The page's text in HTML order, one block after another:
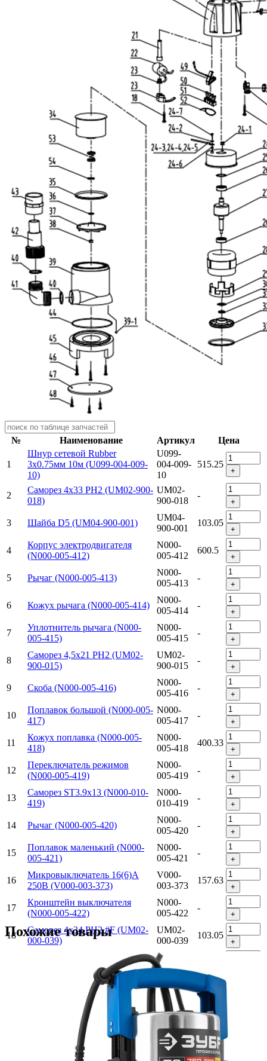
№ Наименование Артикул Цена
1
Шнур сетевой Rubber
3x0.75мм 10м (U099-004-009-
10)
U099-
004-009-
10
515.25
+
2
Саморез 4х33 PH2 (UM02-900-
018)
UM02-
900-018
-
+
3 Шайба D5 (UM04-900-001)
UM04-
900-001
103.05
+
4
Корпус электродвигателя
(N000-005-412)
N000-
005-412
600.5
+
5 Рычаг (N000-005-413)
N000-
005-413
-
+
6 Кожух рычага (N000-005-414)
N000-
005-414
-
+
7
Уплотнитель рычага (N000-
005-415)
N000-
005-415
-
+
8
Саморез 4,5х21 PH2 (UM02-
900-015)
UM02-
900-015
-
+
9 Скоба (N000-005-416)
N000-
005-416
-
+
10
Поплавок большой (N000-005-
417)
N000-
005-417
-
+
11
Кожух поплавка (N000-005-
418)
N000-
005-418
400.33
+
12
Переключатель режимов
(N000-005-419)
N000-
005-419
-
+
13
Саморез ST3.9x13 (N000-010-
419)
N000-
010-419
-
+
14 Рычаг (N000-005-420)
N000-
005-420
-
+
15
Поплавок маленький (N000-
005-421)
N000-
005-421
-
+
16
Микровыключатель 16(6)A
250В (V000-003-373)
V000-
003-373
157.63
+
17
Кронштейн выключателя
(N000-005-422)
N000-
005-422
-
+
18
Саморез 4x34 PH2 #F (UM02-
000-039)
UM02-
000-039
103.05
+
Корпус выключателя (N000-
N000-
005-423
Изолятор (N000-005-424)
N000-
005-424
-
Воротник шнура #F (U452-
U452-
206.1
Конденсатор 4мФ 450В
CBB60 (V000-000-036)
V000-
000-036
-
Похожие товары